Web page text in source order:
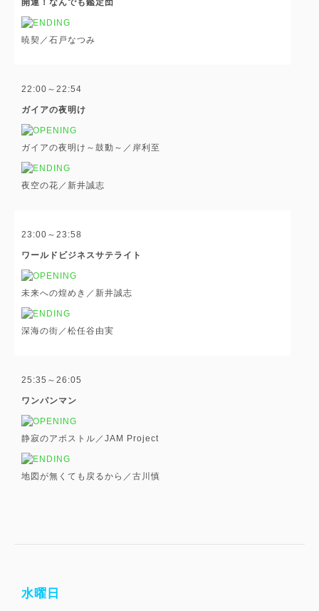
開運！なんでも鑑定団
暁契／石戸なつみ
22:00～22:54
ガイアの夜明け
ガイアの夜明け～鼓動～／岸利至
夜空の花／新井誠志
23:00～23:58
ワールドビジネスサテライト
未来への煌めき／新井誠志
深海の街／松任谷由実
25:35～26:05
ワンパンマン
静寂のアポストル／JAM Project
地図が無くても戻るから／古川慎
水曜日